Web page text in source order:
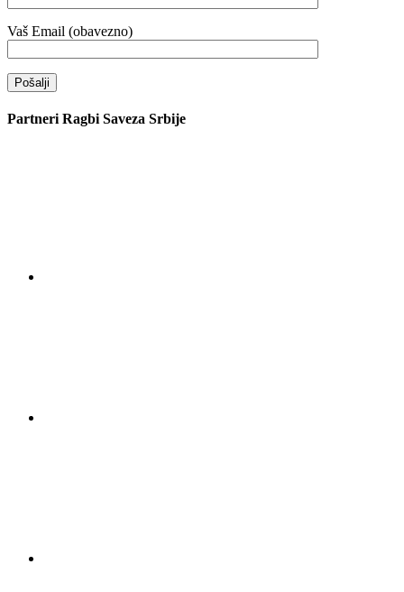
Vaš Email (obavezno)
Partneri Ragbi Saveza Srbije